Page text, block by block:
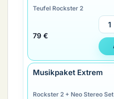
Teufel Rockster 2
79 €
Musikpaket Extrem
Rockster 2 + Neo Stereo Set